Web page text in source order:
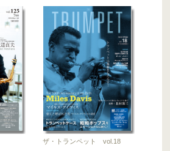
ザ・サックス
vol.120
ザ・トランペット vol.18